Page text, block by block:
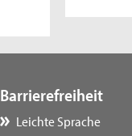
Barrierefreiheit
Leichte Sprache